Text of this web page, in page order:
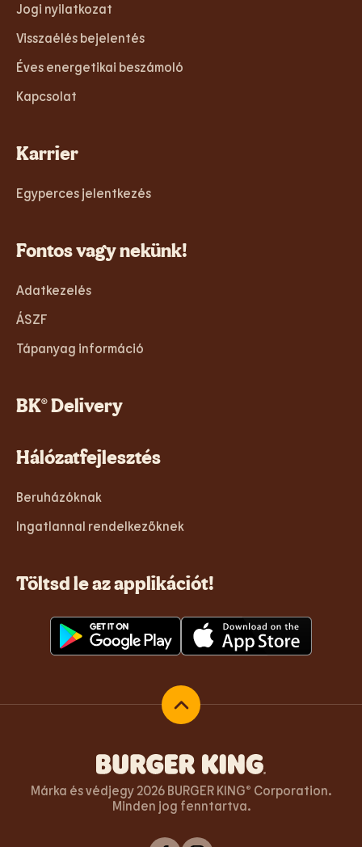
Jogi nyilatkozat
Visszaélés bejelentés
Éves energetikai beszámoló
Kapcsolat
Karrier
Egyperces jelentkezés
Fontos vagy nekünk!
Adatkezelés
ÁSZF
Tápanyag információ
BK® Delivery
Hálózatfejlesztés
Beruházóknak
Ingatlannal rendelkezőknek
Töltsd le az applikációt!
Vissza az oldal tetejére
Márka és védjegy 2026 BURGER KING® Corporation.
Minden jog fenntartva.